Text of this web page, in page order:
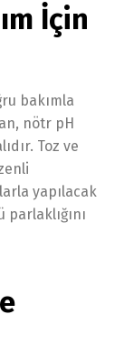
İçin
bakımla
nötr pH
Toz ve
yapılacak